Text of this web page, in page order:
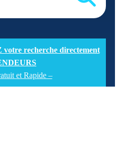
recherche directement
et Rapide –